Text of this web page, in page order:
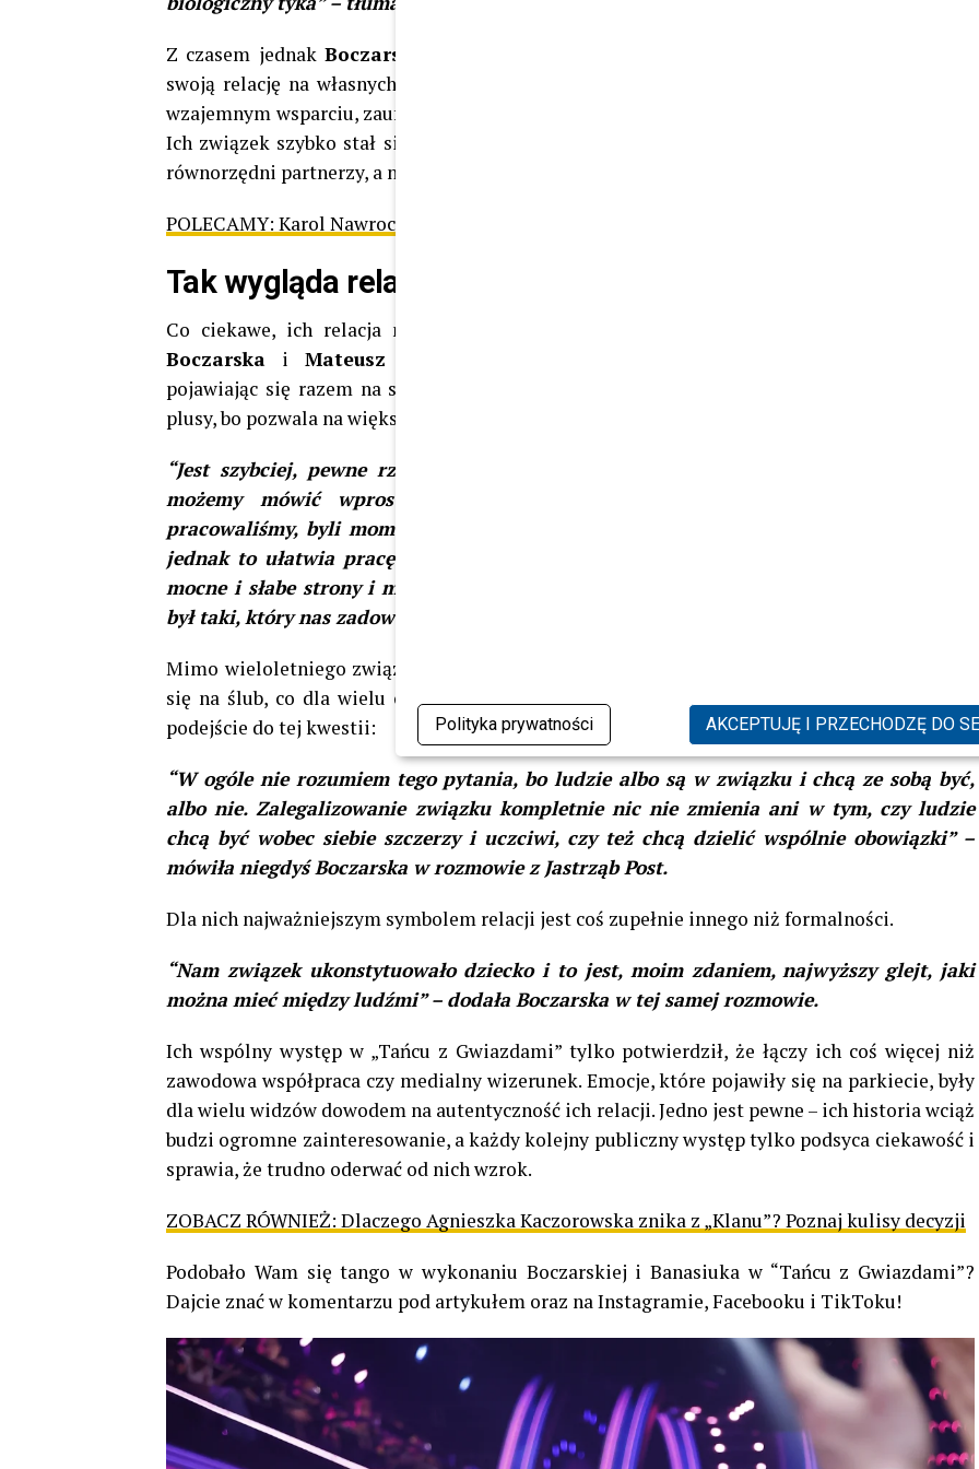
Polityka prywatności AKCEPTUJĘ I PRZECHODZĘ DO
Z czasem jednak Boczarska
swoją relację na własnych zasadach. Zdecydowali się skupić na tym, co naprawdę ważne –
wzajemnym wsparciu, zaufaniu i wspólnym rozwoju, zarówno prywatnym, jak i zawodowym.
Ich związek szybko stał się przykładem partnerstwa, w którym obie strony traktują się jak
równorzędni partnerzy, a nie rywale czy osoby podporządkowane jednej wizji.
POLECAMY: Karol Nawrocki zaatakował dziennikarza TVN24. Reporter zabrał głos
Tak wygląda relacja Boczarskiej i Banasiuka
Co ciekawe, ich relacja nie ogranicza się wyłącznie do życia prywatnego.
Boczarska iMateusz Banasiuk
pojawiając się razem na scenie teatralnej. Jak podkreślał aktor, taka współpraca ma swoje
plusy, bo pozwala na większą szczerość i bezpośredniość.
“Jest szybciej, pewne rzeczy są szybciej, dlatego że nie musimy owijać w bawełnę,
możemy mówić wprost. Oczywiście, czasami nasi współtowarzysze, z którymi
pracowaliśmy, byli momentami skrępowani, że rozmawiamy ze sobą bez ogródek, ale
jednak to ułatwia pracę i szybciej możemy dojść do celu, bo doskonale znamy swoje
mocne i słabe strony i możemy wspólnie siebie poprawić. Tak się kierować, żeby efekt
był taki, który nas zadowoli” – tłumaczył niegdyś Banasiuk w Onet Rano.
Mimo wieloletniego związku i wspólnego dziecka,
się na ślub, co dla wielu osób wciąż pozostaje zaskakujące. Aktorka jasno tłumaczy swoje
podejście do tej kwestii:
“W ogóle nie rozumiem tego pytania, bo ludzie albo są w związku i chcą ze sobą być,
albo nie. Zalegalizowanie związku kompletnie nic nie zmienia ani w tym, czy ludzie
chcą być wobec siebie szczerzy i uczciwi, czy też chcą dzielić wspólnie obowiązki” –
mówiła niegdyś Boczarska w rozmowie z Jastrząb Post.
Dla nich najważniejszym symbolem relacji jest coś zupełnie innego niż formalności.
“Nam związek ukonstytuowało dziecko i to jest, moim zdaniem, najwyższy glejt, jaki
można mieć między ludźmi” – dodała Boczarska w tej samej rozmowie.
Ich wspólny występ w „Tańcu z Gwiazdami” tylko potwierdził, że łączy ich coś więcej niż
zawodowa współpraca czy medialny wizerunek. Emocje, które pojawiły się na parkiecie, były
dla wielu widzów dowodem na autentyczność ich relacji. Jedno jest pewne – ich historia wciąż
budzi ogromne zainteresowanie, a każdy kolejny publiczny występ tylko podsyca ciekawość i
sprawia, że trudno oderwać od nich wzrok.
ZOBACZ RÓWNIEŻ: Dlaczego Agnieszka Kaczorowska znika z „Klanu”? Poznaj kulisy decyzji
Podobało Wam się tango w wykonaniu Boczarskiej i Banasiuka w “Tańcu z Gwiazdami”?
Dajcie znać w komentarzu pod artykułem oraz na Instagramie, Facebooku i TikToku!